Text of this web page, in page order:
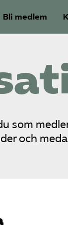
Bli medlem
som
och